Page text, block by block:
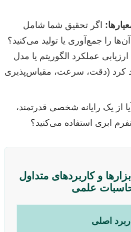
اگر تحقیق شما شامل
را جمع‌آوری یا تولید می‌کنید؟
عملکرد الگوریتم یا مدل
کرد (دقت، سرعت، مقیاس‌پذیری
از یک رایانه شخصی قدرتمند،
و کاربردهای متداول
علمی
اصلی